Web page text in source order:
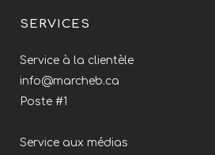
SERVICES
Service à la clientèle
info@marcheb.ca
Poste #1
Service aux médias